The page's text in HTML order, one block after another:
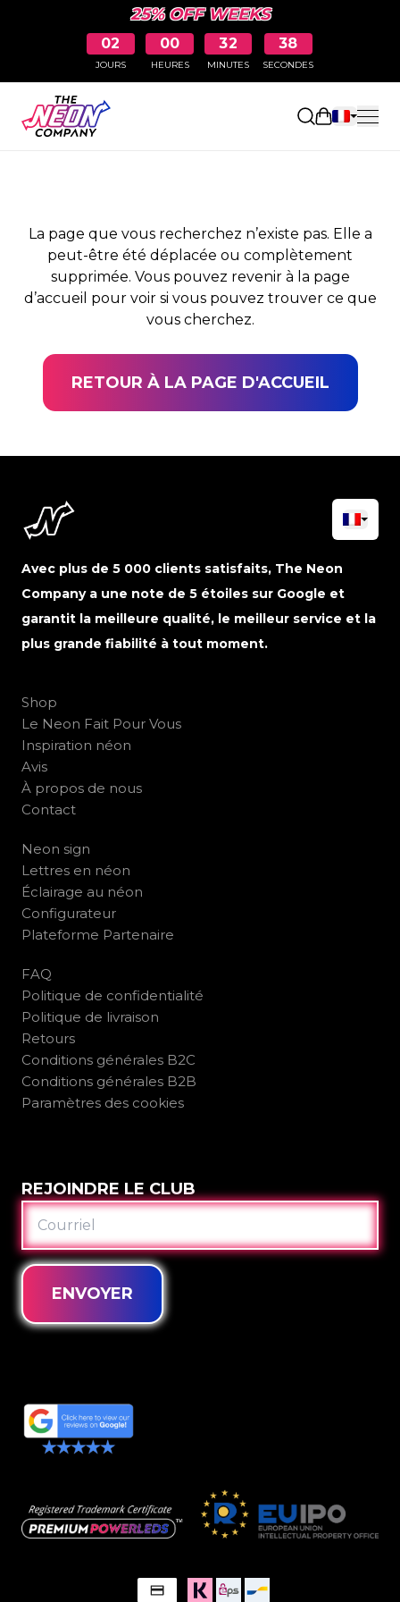
25% OFF WEEKS
02
JOURS
00
HEURES
32
MINUTES
38
SECONDES
Ouvrir le
PAGE NON TROUVÉE
La page que vous recherchez n’existe pas. Elle a
peut-être été déplacée ou complètement
supprimée. Vous pouvez revenir à la page
d’accueil pour voir si vous pouvez trouver ce que
vous cherchez.
RETOUR À LA PAGE D'ACCUEIL
Avec plus de 5 000 clients satisfaits, The Neon
Company a une note de 5 étoiles sur Google et
garantit la meilleure qualité, le meilleur service et la
plus grande fiabilité à tout moment.
Shop
Le Neon Fait Pour Vous
Inspiration néon
Avis
À propos de nous
Contact
Neon sign
Lettres en néon
Éclairage au néon
Configurateur
Plateforme Partenaire
FAQ
Politique de confidentialité
Politique de livraison
Retours
Conditions générales B2C
Conditions générales B2B
Paramètres des cookies
REJOINDRE LE CLUB
COURRIEL
ENVOYER